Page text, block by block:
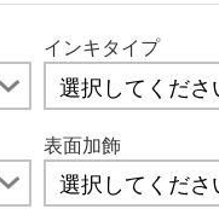
インキタイプ
表面加飾